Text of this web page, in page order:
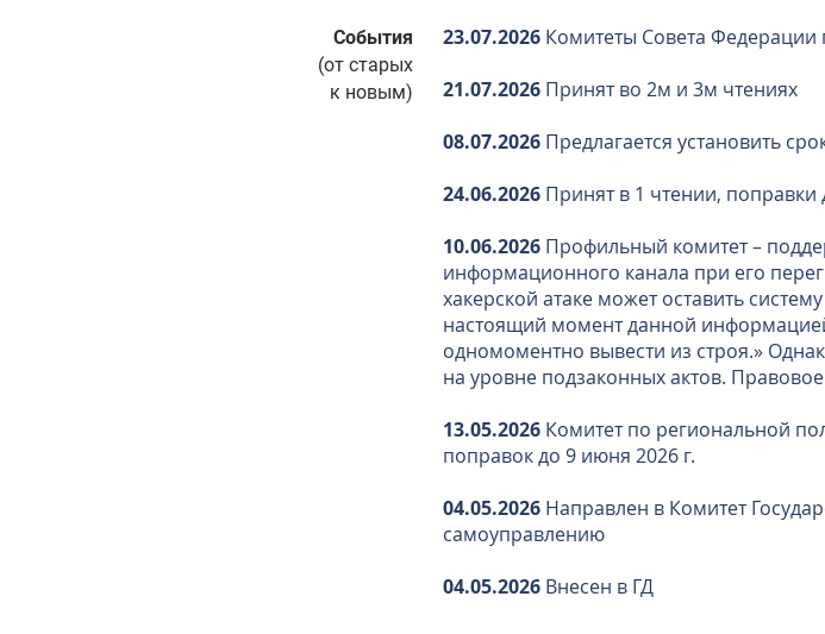
События
(от старых
к новым)
23.07.2026 Комитеты Совета Федерации
21.07.2026 Принят во 2м и 3м чтениях
08.07.2026 Предлагается установить
24.06.2026 Принят в 1 чтении, поправки
10.06.2026 Профильный комитет –
информационного канала при его
хакерской атаке может оставить
настоящий момент данной
одномоментно вывести из строя.»
на уровне подзаконных актов.
13.05.2026 Комитет по региональной
поправок до 9 июня 2026 г.
04.05.2026 Направлен в Комитет
самоуправлению
04.05.2026 Внесен в ГД